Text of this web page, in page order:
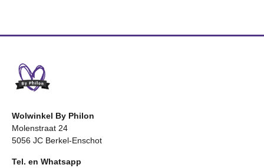
Wolwinkel By Philon
Molenstraat 24
5056 JC Berkel-Enschot
Tel. en Whatsapp